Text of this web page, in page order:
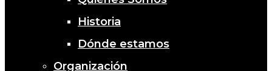
Historia
Dónde estamos
Organización